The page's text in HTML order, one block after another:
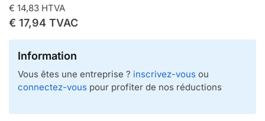
€ 14,83 HTVA
€ 17,94 TVAC
Information
Vous êtes une entreprise ? inscrivez-vous ou
connectez-vous pour profiter de nos réductions